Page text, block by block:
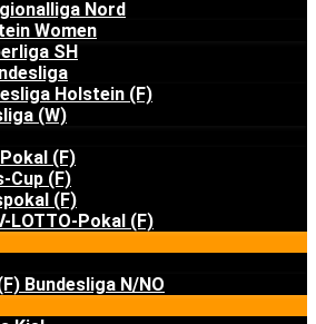
Nord
Women
SH
Holstein (F)
(W)
(F)
Cup (F)
(F)
LOTTO-Pokal (F)
Bundesliga N/NO